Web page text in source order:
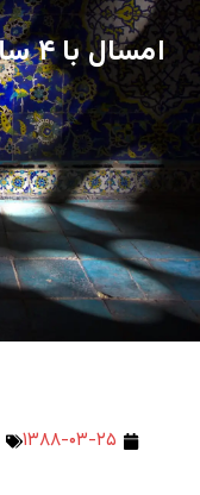
امسال با ۴ سال پیش چه تفاوتی دارد؟
۱۳۸۸-۰۳-۲۵